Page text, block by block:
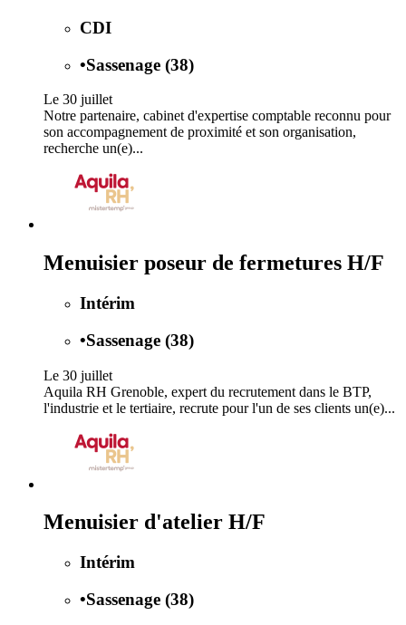
CDI
•Sassenage (38)
Le 30 juillet
Notre partenaire, cabinet d'expertise comptable reconnu pour
son accompagnement de proximité et son organisation,
recherche un(e)...
Menuisier poseur de fermetures H/F
Intérim
•Sassenage (38)
Le 30 juillet
Aquila RH Grenoble, expert du recrutement dans le BTP,
l'industrie et le tertiaire, recrute pour l'un de ses clients un(e)...
Menuisier d'atelier H/F
Intérim
•Sassenage (38)